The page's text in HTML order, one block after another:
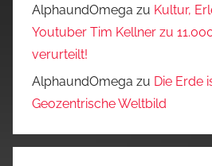
AlphaundOmega zu Kultur,
Youtuber Tim Kellner zu
verurteilt!
AlphaundOmega zu Die Erde
Geozentrische Weltbild